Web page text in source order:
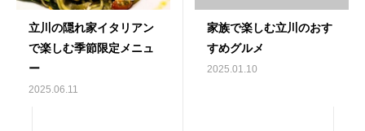
立川の隠れ家イタリアン
で楽しむ季節限定メニュ
ー
2025.06.11
家族で楽しむ立川のおす
すめグルメ
2025.01.10